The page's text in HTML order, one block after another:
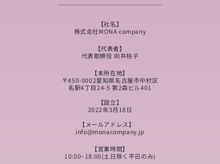
【社名】
株式会社MONA company
【代表者】
代表取締役 向井桃子
【本所在地】
〒450-0002愛知県名古屋市中村区
名駅4丁目24-5 第2森ビル401
【設立】
2022年3月18日
【メールアドレス】
info@monacompany.jp
【営業時間】
10:00~18:00(土日除く平日のみ)